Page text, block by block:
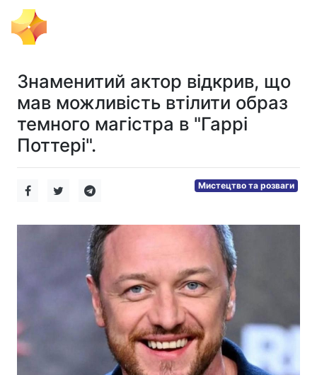
Знаменитий актор відкрив, що
мав можливість втілити образ
темного магістра в "Гаррі
Поттері".
Мистецтво та розваги